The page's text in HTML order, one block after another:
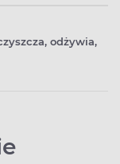
odżywia,